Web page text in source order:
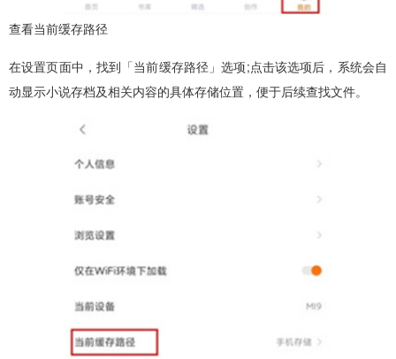
查看当前缓存路径
在设置页面中，找到「当前缓存路径」选项;点击该选项后，系统会自
动显示小说存档及相关内容的具体存储位置，便于后续查找文件。